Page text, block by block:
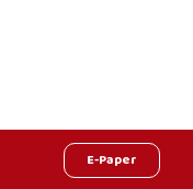
E-Paper